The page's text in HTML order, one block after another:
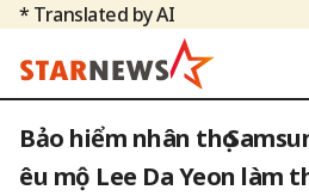
* Translated by AI
Bảo hiểm nhân thọ
êu mộ Lee Da Yeon làm